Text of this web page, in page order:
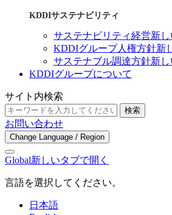
KDDIサステナビリティ
サステナビリティ経営新し
KDDIグループ人権方針新
サステナブル調達方針新し
KDDIグループについて
サイト内検索
検索
お問い合わせ
Change Language / Region
Global新しいタブで開く
言語を選択してください。
日本語